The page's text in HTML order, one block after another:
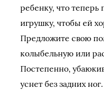
ребенку, что
игрушку, чтобы ей
Предложите свою
колыбельную или
Постепенно,
уснет без задних ног.